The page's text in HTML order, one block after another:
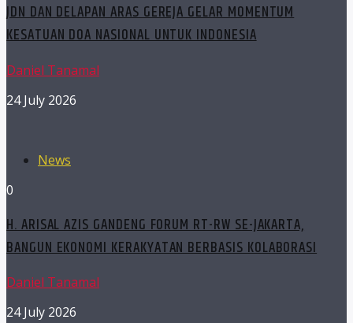
JDN DAN DELAPAN ARAS GEREJA GELAR MOMENTUM
KESATUAN DOA NASIONAL UNTUK INDONESIA
Daniel Tanamal
24 July 2026
News
0
H. ARISAL AZIS GANDENG FORUM RT-RW SE-JAKARTA,
BANGUN EKONOMI KERAKYATAN BERBASIS KOLABORASI
Daniel Tanamal
24 July 2026